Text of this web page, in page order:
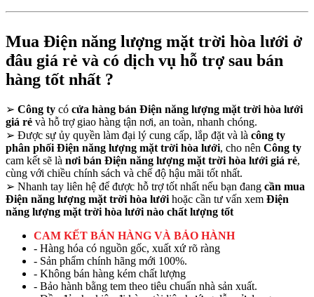
Mua Điện năng lượng mặt trời hòa lưới ở
đâu giá rẻ và có dịch vụ hỗ trợ sau bán
hàng tốt nhất ?
➢ Công ty có cửa hàng bán Điện năng lượng mặt trời hòa lưới
giá rẻ và hỗ trợ giao hàng tận nơi, an toàn, nhanh chóng.
➢ Được sự ủy quyền làm đại lý cung cấp, lắp đặt và là công ty
phân phối Điện năng lượng mặt trời hòa lưới, cho nên Công ty
cam kết sẽ là nơi bán Điện năng lượng mặt trời hòa lưới giá rẻ,
cùng với chiều chính sách và chế độ hậu mãi tốt nhất.
➢ Nhanh tay liên hệ để được hỗ trợ tốt nhất nếu bạn đang cần mua
Điện năng lượng mặt trời hòa lướihoặc cần tư vấn xem Điện
năng lượng mặt trời hòa lưới nào chất lượng tốt
CAM KẾT BÁN HÀNG VÀ BẢO HÀNH
- Hàng hóa có nguồn gốc, xuất xứ rõ ràng
- Sản phẩm chính hãng mới 100%.
- Không bán hàng kém chất lượng
- Bảo hành bằng tem theo tiêu chuẩn nhà sản xuất.